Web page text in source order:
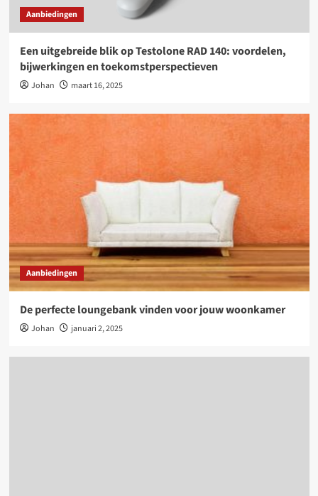
Aanbiedingen
Een uitgebreide blik op Testolone RAD 140: voordelen,
bijwerkingen en toekomstperspectieven
Johan maart 16, 2025
Aanbiedingen
De perfecte loungebank vinden voor jouw woonkamer
Johan januari 2, 2025